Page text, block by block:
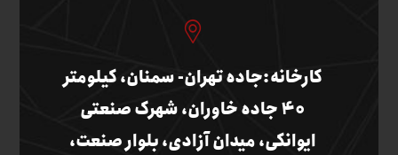
کارخانه:جاده تهران- سمنان، کیلومتر
40 جاده خاوران، شهرک صنعتی
ایوانکی، میدان آزادی، بلوار صنعت،